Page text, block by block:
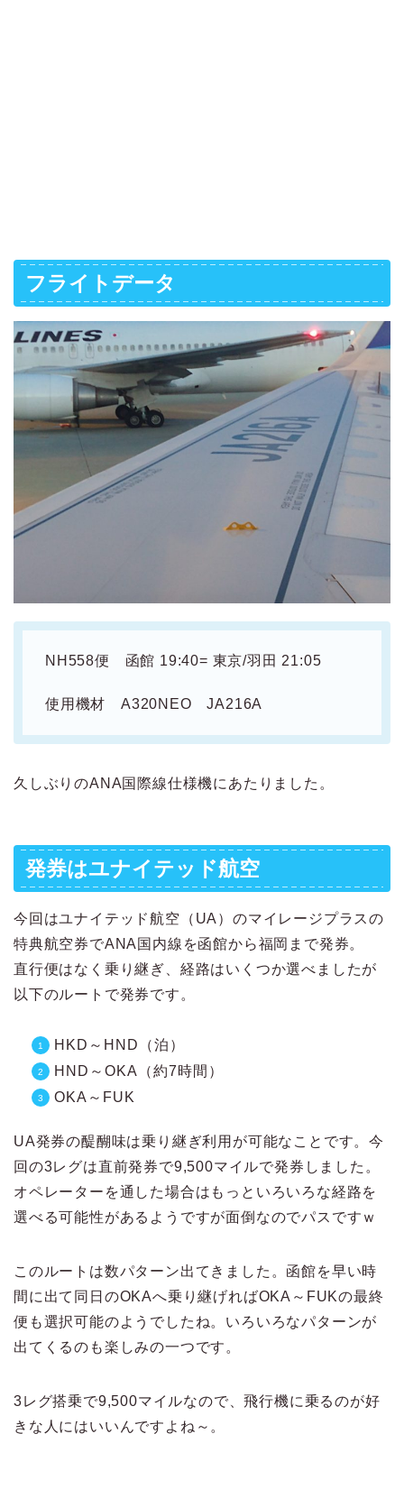
フライトデータ
NH558便 函館 19:40= 東京/羽田 21:05
使用機材 A320NEO JA216A
久しぶりのANA国際線仕様機にあたりました。
発券はユナイテッド航空
今回はユナイテッド航空（UA）のマイレージプラスの
特典航空券でANA国内線を函館から福岡まで発券。
直行便はなく乗り継ぎ、経路はいくつか選べましたが
以下のルートで発券です。
HKD～HND（泊）
HND～OKA（約7時間）
OKA～FUK
UA発券の醍醐味は乗り継ぎ利用が可能なことです。今
回の3レグは直前発券で9,500マイルで発券しました。
オペレーターを通した場合はもっといろいろな経路を
選べる可能性があるようですが面倒なのでパスですｗ
このルートは数パターン出てきました。函館を早い時
間に出て同日のOKAへ乗り継げればOKA～FUKの最終
便も選択可能のようでしたね。いろいろなパターンが
出てくるのも楽しみの一つです。
3レグ搭乗で9,500マイルなので、飛行機に乗るのが好
きな人にはいいんですよね～。